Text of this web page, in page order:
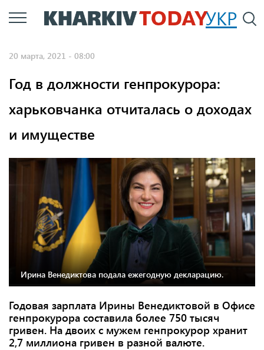
Перейти
к
УКР
20 марта, 2021 - 08:00
Год в должности генпрокурора:
харьковчанка отчиталась о доходах
и имуществе
Ирина Венедиктова подала ежегодную декларацию.
Годовая зарплата Ирины Венедиктовой в Офисе
генпрокурора составила более 750 тысяч
гривен. На двоих с мужем генпрокурор хранит
2,7 миллиона гривен в разной валюте.